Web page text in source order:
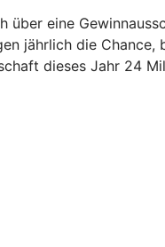
eine
jährlich die
dieses Jahr 24